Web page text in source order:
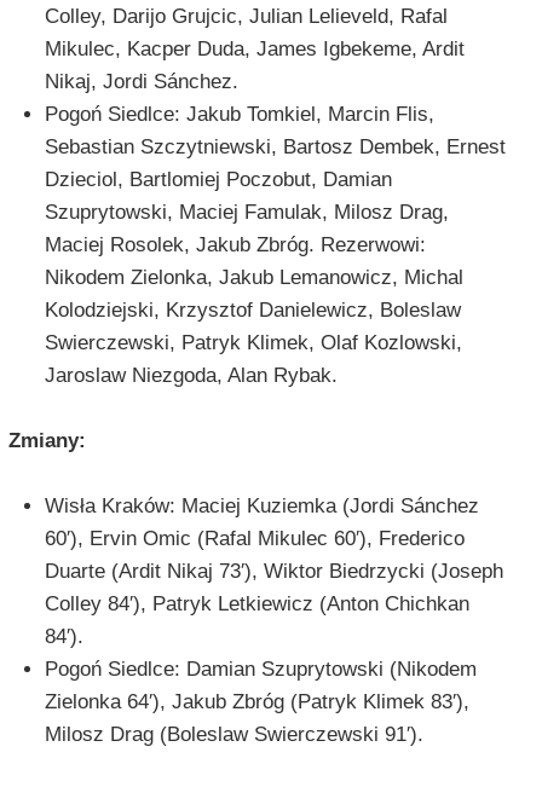
Colley, Darijo Grujcic, Julian Lelieveld, Rafal
Mikulec, Kacper Duda, James Igbekeme, Ardit
Nikaj, Jordi Sánchez.
Pogoń Siedlce: Jakub Tomkiel, Marcin Flis,
Sebastian Szczytniewski, Bartosz Dembek, Ernest
Dzieciol, Bartlomiej Poczobut, Damian
Szuprytowski, Maciej Famulak, Milosz Drag,
Maciej Rosolek, Jakub Zbróg. Rezerwowi:
Nikodem Zielonka, Jakub Lemanowicz, Michal
Kolodziejski, Krzysztof Danielewicz, Boleslaw
Swierczewski, Patryk Klimek, Olaf Kozlowski,
Jaroslaw Niezgoda, Alan Rybak.
Zmiany:
Wisła Kraków: Maciej Kuziemka (Jordi Sánchez
60′), Ervin Omic (Rafal Mikulec 60′), Frederico
Duarte (Ardit Nikaj 73′), Wiktor Biedrzycki (Joseph
Colley 84′), Patryk Letkiewicz (Anton Chichkan
84′).
Pogoń Siedlce: Damian Szuprytowski (Nikodem
Zielonka 64′), Jakub Zbróg (Patryk Klimek 83′),
Milosz Drag (Boleslaw Swierczewski 91′).